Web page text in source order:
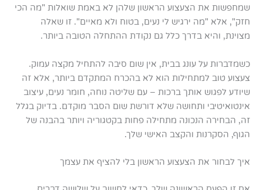
שמחפשות את הצעצוע הראשון שלהן לא באמת שואלות "מה הכי
חזק", אלא "מה ירגיש לי נעים, בטוח ולא מאיים". זו שאלה
מצוינת, והיא בדרך כלל גם נקודת ההתחלה הטובה ביותר.
כשמדברות על עונג בבית, אין שום סיבה להתחיל מקצה עמוק.
צעצוע טוב למתחילות הוא לא בהכרח המתקדם ביותר, אלא זה
שיודע לפגוש אותך ברכות – עם שליטה נוחה, חומר נעים, עיצוב
אינטואיטיבי ותחושה שלא דורשת שום הסבר מוקדם. בדיוק בגלל
זה, הבחירה הנכונה מתחילה פחות בקטגוריה ויותר בהבנה של
הגוף, הסקרנות והקצב האישי שלך.
איך לבחור את הצעצוע הראשון בלי להציף את עצמך